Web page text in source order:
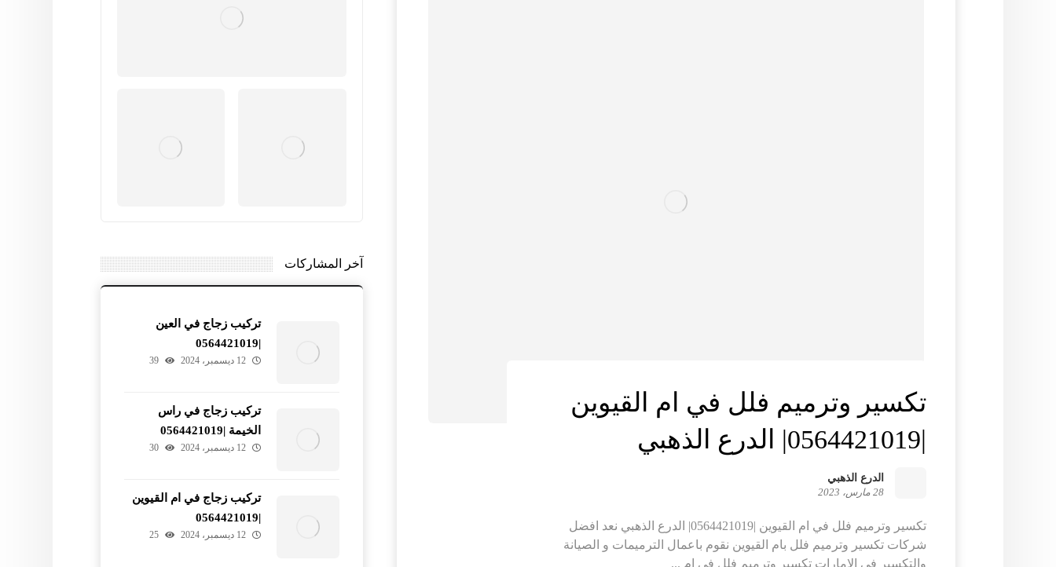
تكسير وترميم فلل في ام القيوين
|0564421019| الدرع الذهبي
الدرع الذهبي
28 مارس، 2023
تكسير وترميم فلل في ام القيوين |0564421019| الدرع الذهبي نعد افضل
شركات تكسير وترميم فلل بام القيوين نقوم باعمال الترميمات و الصيانة
والتكسير في الامارات تكسير وترميم فلل في ام ...
آخر المشاركات
تركيب زجاج في العين
|0564421019
12 ديسمبر، 2024 39
تركيب زجاج في راس
الخيمة |0564421019
12 ديسمبر، 2024 30
تركيب زجاج في ام القيوين
|0564421019
12 ديسمبر، 2024 25